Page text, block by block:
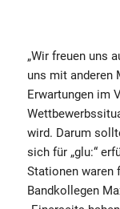
„Wir freuen uns
uns mit anderen
Erwartungen im
wird. Darum
sich für „glu:“
Stationen waren
Bandkollegen